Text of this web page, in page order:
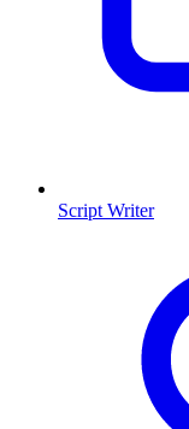
Script Writer